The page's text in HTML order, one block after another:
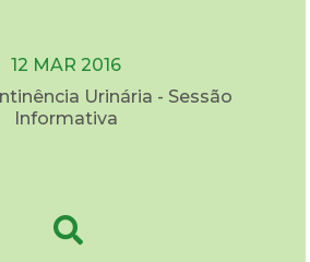
12 MAR 2016
Urinária - Sessão
Informativa